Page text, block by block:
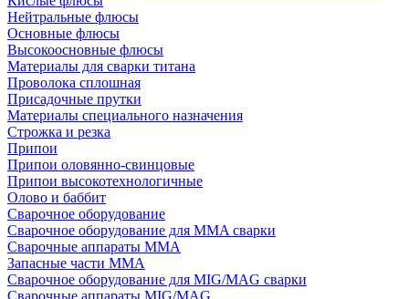
Нейтральные флюсы
Основные флюсы
Высокоосновные флюсы
Материалы для сварки титана
Проволока сплошная
Присадочные прутки
Материалы специального назначения
Строжка и резка
Припои
Припои оловянно-свинцовые
Припои высокотехнологичные
Олово и баббит
Сварочное оборудование
Сварочное оборудование для MMA сварки
Сварочные аппараты MMA
Запасные части MMA
Сварочное оборудование для MIG/MAG сварки
Сварочные аппараты MIG/MAG